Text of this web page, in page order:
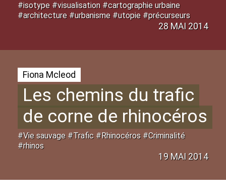
#isotype #visualisation #cartographie urbaine
#architecture #urbanisme #utopie #précurseurs
28 MAI 2014
Fiona Mcleod
Les chemins du trafic
de corne de rhinocéros
#Vie sauvage #Trafic #Rhinocéros #Criminalité
#rhinos
19 MAI 2014